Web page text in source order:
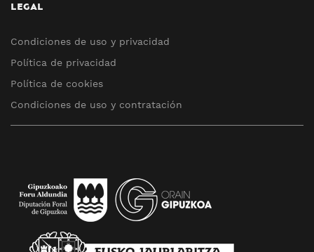
LEGAL
Condiciones de uso y privacidad
Política de privacidad
Política de cookies
Condiciones de uso y contratación